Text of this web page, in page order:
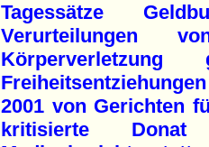
Tagessätze
Verurteilungen
2001 von Gerichten
kritisierte